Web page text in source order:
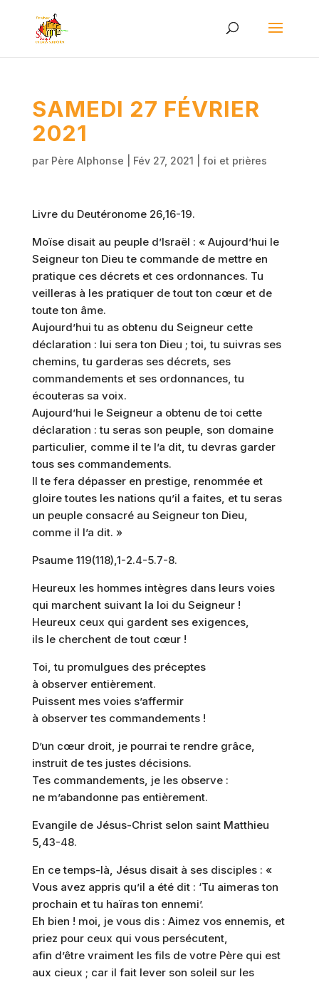
SAMEDI 27 FÉVRIER
2021
par Père Alphonse Fév 27, 2021 foi et prières
Livre du Deutéronome 26,16-19.
Moïse disait au peuple d’Israël : « Aujourd’hui le
Seigneur ton Dieu te commande de mettre en
pratique ces décrets et ces ordonnances. Tu
veilleras à les pratiquer de tout ton cœur et de
toute ton âme.
Aujourd’hui tu as obtenu du Seigneur cette
déclaration : lui sera ton Dieu ; toi, tu suivras ses
chemins, tu garderas ses décrets, ses
commandements et ses ordonnances, tu
écouteras sa voix.
Aujourd’hui le Seigneur a obtenu de toi cette
déclaration : tu seras son peuple, son domaine
particulier, comme il te l’a dit, tu devras garder
tous ses commandements.
Il te fera dépasser en prestige, renommée et
gloire toutes les nations qu’il a faites, et tu seras
un peuple consacré au Seigneur ton Dieu,
comme il l’a dit. »
Psaume 119(118),1-2.4-5.7-8.
Heureux les hommes intègres dans leurs voies
qui marchent suivant la loi du Seigneur !
Heureux ceux qui gardent ses exigences,
ils le cherchent de tout cœur !
Toi, tu promulgues des préceptes
à observer entièrement.
Puissent mes voies s’affermir
à observer tes commandements !
D’un cœur droit, je pourrai te rendre grâce,
instruit de tes justes décisions.
Tes commandements, je les observe :
ne m’abandonne pas entièrement.
Evangile de Jésus-Christ selon saint Matthieu
5,43-48.
En ce temps-là, Jésus disait à ses disciples : «
Vous avez appris qu’il a été dit : ‘Tu aimeras ton
prochain et tu haïras ton ennemi’.
Eh bien ! moi, je vous dis : Aimez vos ennemis, et
priez pour ceux qui vous persécutent,
afin d’être vraiment les fils de votre Père qui est
aux cieux ; car il fait lever son soleil sur les